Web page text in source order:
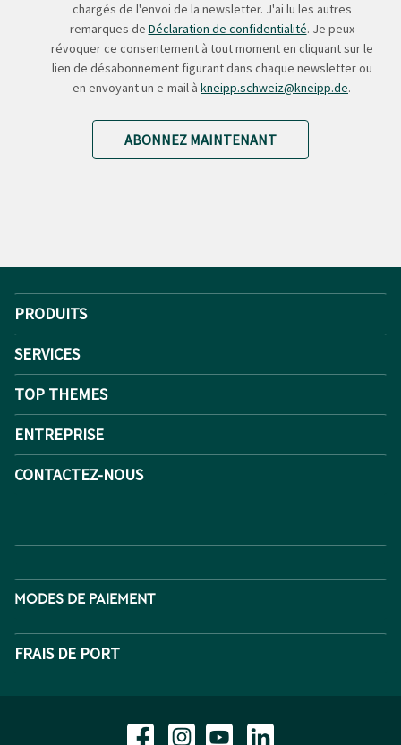
chargés de l'envoi de la newsletter. J'ai lu les autres
remarques de Déclaration de confidentialité. Je peux
révoquer ce consentement à tout moment en cliquant sur le
lien de désabonnement figurant dans chaque newsletter ou
en envoyant un e-mail à kneipp.schweiz@kneipp.de.
ABONNEZ MAINTENANT
PRODUITS
SERVICES
TOP THEMES
ENTREPRISE
CONTACTEZ-NOUS
MODES DE PAIEMENT
FRAIS DE PORT